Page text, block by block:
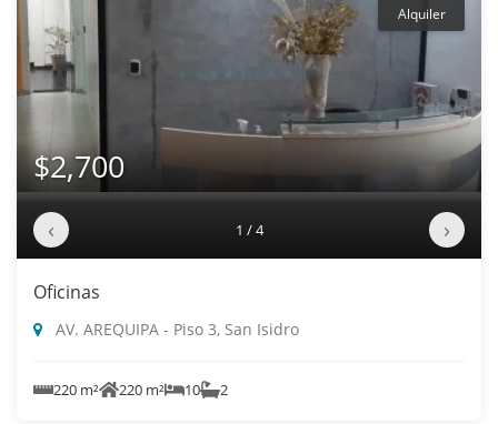
Alquiler
$2,700
‹ 1 / 4 ›
Oficinas
AV. AREQUIPA - Piso 3, San Isidro
220 m² 220 m² 10 2